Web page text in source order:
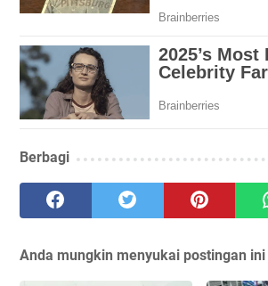
Berbagi
Anda mungkin menyukai postingan ini